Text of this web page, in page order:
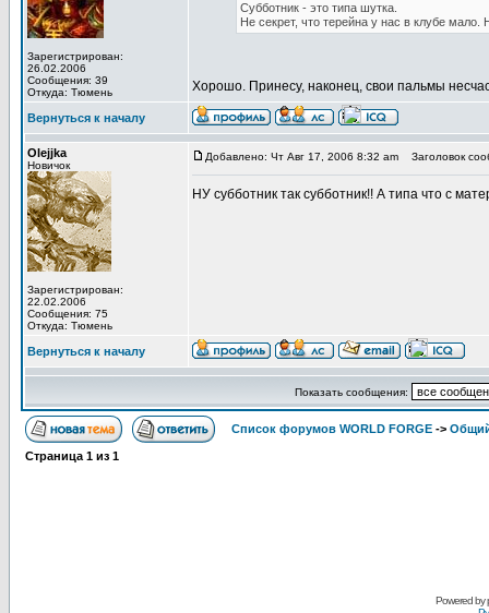
Зарегистрирован:
26.02.2006
Сообщения: 39
Откуда: Тюмень
Субботник - это типа шутка.
Не секрет, что терейна у нас в клубе
Хорошо. Принесу, наконец, свои пальмы
Вернуться к началу
Olejjka
Новичок
Зарегистрирован:
22.02.2006
Сообщения: 75
Откуда: Тюмень
Добавлено: Чт Авг 17, 2006 8:32 am Заголовок
НУ субботник так субботник!! А типа что с
Вернуться к началу
Показать сообщения:
Список форумов WORLD FORGE ->
Страница 1 из 1
Powered by